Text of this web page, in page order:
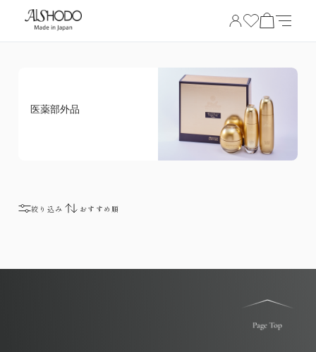
医薬部外品
絞り込み